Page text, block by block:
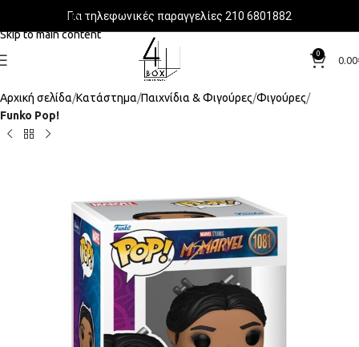
Skip to navigation
Skip to main content
Για τηλεφωνικές παραγγελίες 210 6801882
0
0.00
Αρχική σελίδα Κατάστημα Παιχνίδια & Φιγούρες Φιγούρες
Funko Pop!